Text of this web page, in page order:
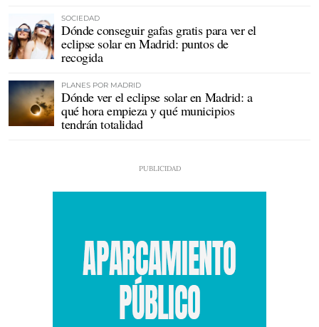
SOCIEDAD
Dónde conseguir gafas gratis para ver el
eclipse solar en Madrid: puntos de
recogida
PLANES POR MADRID
Dónde ver el eclipse solar en Madrid: a
qué hora empieza y qué municipios
tendrán totalidad